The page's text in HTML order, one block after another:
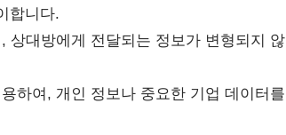
합니다.
상대방에게 전달되는 정보가 변형되지 않
하여, 개인 정보나 중요한 기업 데이터를